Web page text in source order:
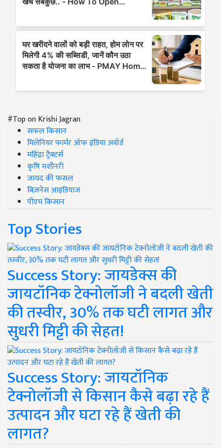
#Top on Krishi Jagran
सफल किसान
मिलेनियर फार्मर ऑफ इंडिया अवॉर्ड
महिंद्रा ट्रैक्टर्स
कृषि मशीनरी
जायद की फसल
बिज़नेस आइडियाज
पीएम किसान
Top Stories
Success Story: जायडेक्स की
जायटॉनिक टेक्नोलॉजी ने बदली खेती
की तस्वीर, 30% तक घटी लागत और
सुधरी मिट्टी की सेहत!
Success Story: जायटॉनिक
टेक्नोलॉजी से किसान कैसे बढ़ा रहे हैं
उत्पादन और घटा रहे हैं खेती की
लागत?